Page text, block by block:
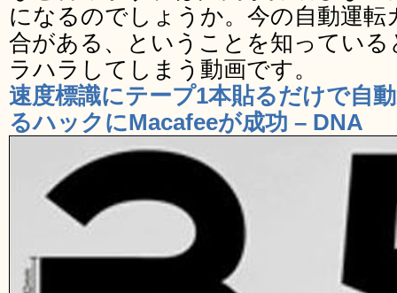
になるのでしょうか。今の自動運転
合がある、ということを知ってい
ラハラしてしまう動画です。
速度標識にテープ1本貼るだけで自
るハックにMacafeeが成功 – DNA